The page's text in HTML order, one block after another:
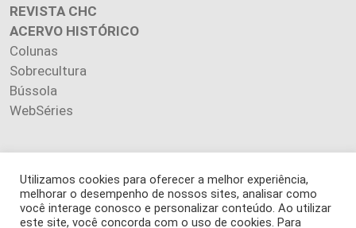
REVISTA CHC
ACERVO HISTÓRICO
Colunas
Sobrecultura
Bússola
WebSéries
Copyright 2026 INSTITUTO CIÊNCIA HOJE. Todos os direitos
reservados.
Utilizamos cookies para oferecer a melhor experiência,
melhorar o desempenho de nossos sites, analisar como
você interage conosco e personalizar conteúdo. Ao utilizar
este site, você concorda com o uso de cookies. Para